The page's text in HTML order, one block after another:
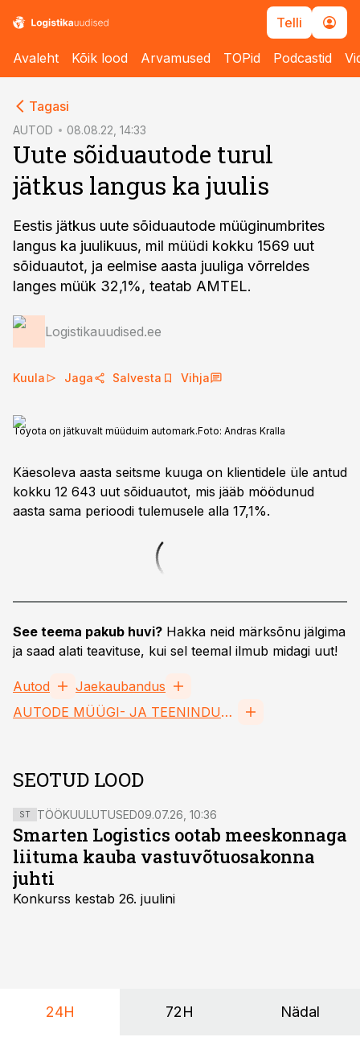
Telli
Avaleht Kõik lood Arvamused TOPid Podcastid
Tagasi
AUTOD 08.08.22, 14:33
Uute sõiduautode turul
jätkus langus ka juulis
Eestis jätkus uute sõiduautode müüginumbrites
langus ka juulikuus, mil müüdi kokku 1569 uut
sõiduautot, ja eelmise aasta juuliga võrreldes
langes müük 32,1%, teatab AMTEL.
Logistikauudised.ee
Kuula Jaga Salvesta Vihja
Toyota on jätkuvalt müüduim automark.Foto: Andras Kralla
Käesoleva aasta seitsme kuuga on klientidele üle antud
kokku 12 643 uut sõiduautot, mis jääb möödunud
aasta sama perioodi tulemusele alla 17,1%.
See teema pakub huvi? Hakka neid märksõnu jälgima
ja saad alati teavituse, kui sel teemal ilmub midagi uut!
Autod
Jaekaubandus
AUTODE MÜÜGI- JA TEENINDUSETTEVÕTETE EESTI LIIT MTÜ
SEOTUD LOOD
ST TÖÖKUULUTUSED09.07.26, 10:36
Smarten Logistics ootab meeskonnaga
liituma kauba vastuvõtuosakonna
juhti
Konkurss kestab 26. juulini
24H 72H Nädal